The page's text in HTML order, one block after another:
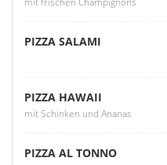
PIZZA SALAMI
PIZZA HAWAII
mit Schinken und Ananas
PIZZA AL TONNO